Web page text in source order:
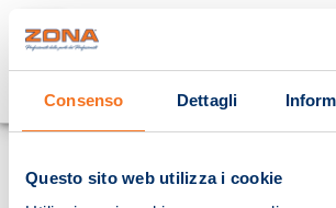
Consenso Dettagli
Questo sito web utilizza i cookie
Cosa stai cercando?